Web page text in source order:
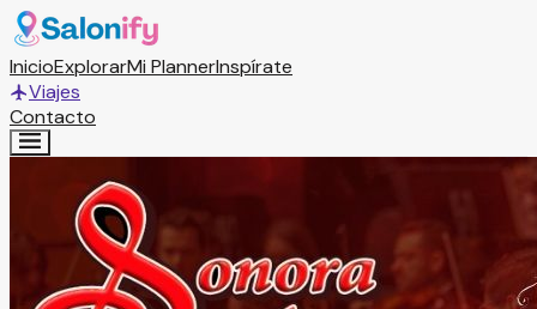
InicioExplorarMi PlannerInspírate
Viajes
Contacto